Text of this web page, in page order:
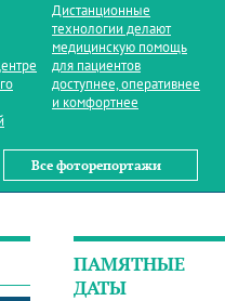
Дистанционные
технологии делают
медицинскую помощь
для пациентов
доступнее, оперативнее
и комфортнее
Все фоторепортажи
ПАМЯТНЫЕ
ДАТЫ